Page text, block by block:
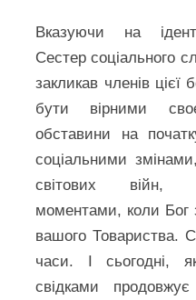
Вказуючи на
Сестер соціального
закликав членів цієї
бути вірними
обставини на
соціальними
світових війн,
моментами, коли Бог
вашого Товариства.
часи. І сьогодні,
свідками